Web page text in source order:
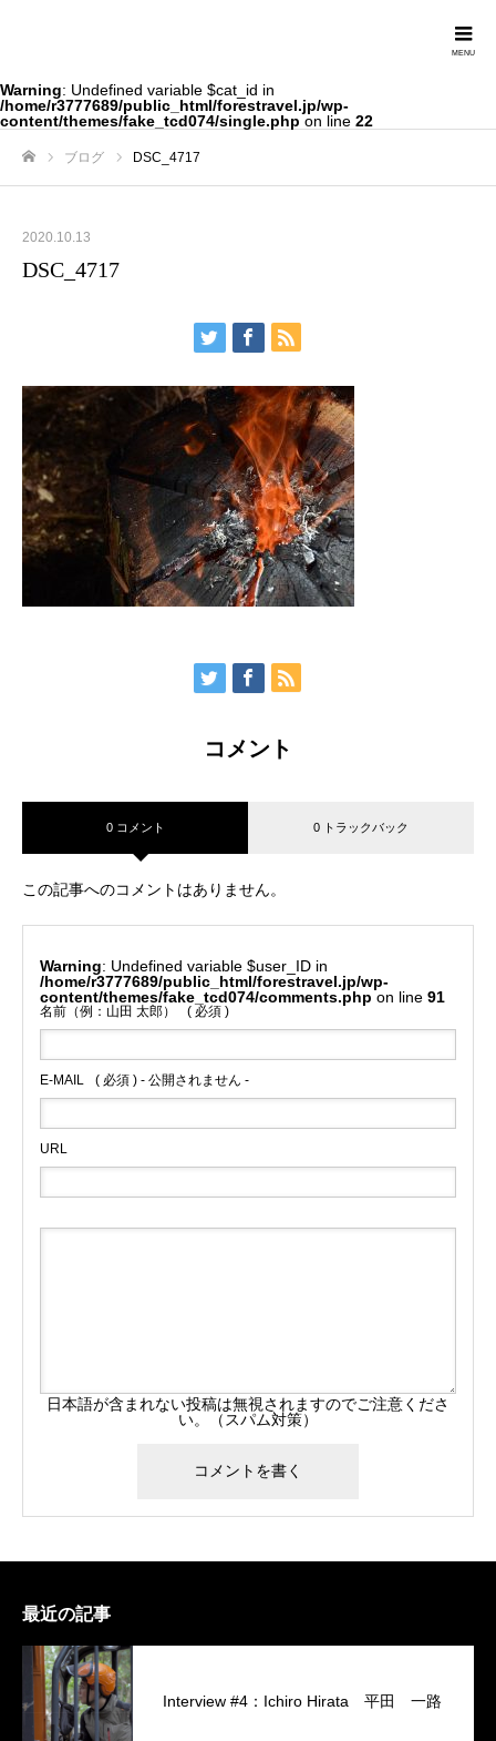
Warning: Undefined variable $cat_id in
/home/r3777689/public_html/forestravel.jp/wp-
content/themes/fake_tcd074/single.php on line 22
ブログ DSC_4717
2020.10.13
DSC_4717
コメント
0 コメント 0 トラックバック
この記事へのコメントはありません。
Warning
: Undefined variable $user_ID in
/home/r3777689/public_html/forestravel.jp/wp-
content/themes/fake_tcd074/comments.php on line 91
名前（例：山田 太郎） ( 必須 )
E-MAIL ( 必須 ) - 公開されません -
URL
日本語が含まれない投稿は無視されますのでご注意くださ
い。（スパム対策）
最近の記事
Interview #4：Ichiro Hirata 平田 一路